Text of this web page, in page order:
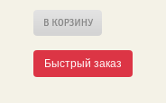
Быстрый заказ